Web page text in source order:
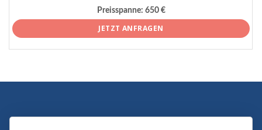
Preisspanne: 650 €
JETZT ANFRAGEN